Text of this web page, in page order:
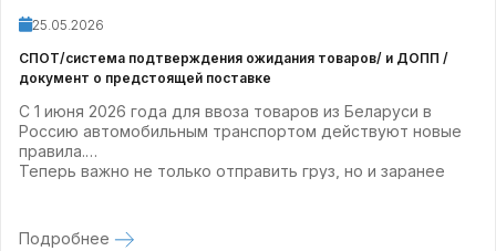
25.05.2026
СПОТ/система подтверждения ожидания товаров/ и ДОПП /
документ о предстоящей поставке
С 1 июня 2026 года для ввоза товаров из Беларуси в
Россию автомобильным транспортом действуют новые
правила.
Теперь важно не только отправить груз, но и заранее
Подробнее